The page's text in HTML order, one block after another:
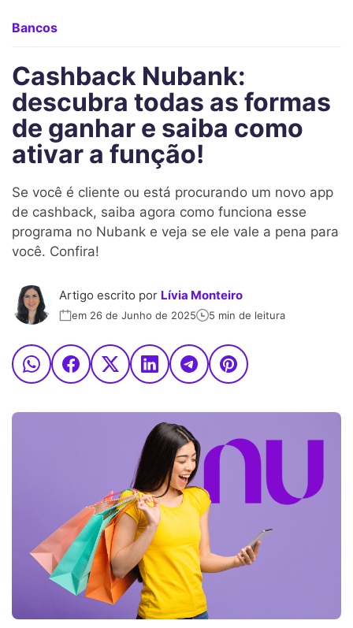
Bancos
Cashback Nubank:
descubra todas as formas
de ganhar e saiba como
ativar a função!
Se você é cliente ou está procurando um novo app
de cashback, saiba agora como funciona esse
programa no Nubank e veja se ele vale a pena para
você. Confira!
Artigo escrito por Lívia Monteiro
em 26 de Junho de 2025 5 min de leitura